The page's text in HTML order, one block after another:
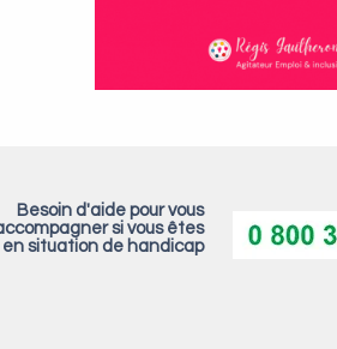
Besoin d'aide pour vous
si vous êtes
en situation de handicap